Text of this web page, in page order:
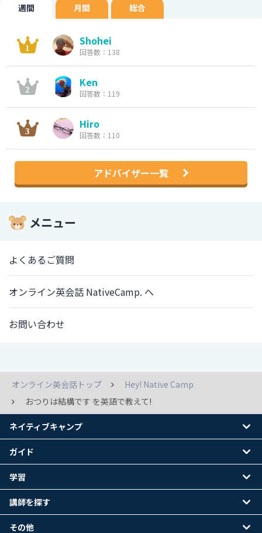
週間 月間 総合
Shohei
回答数：138
Ken
回答数：119
Hiro
回答数：110
アドバイザー一覧
メニュー
よくあるご質問
オンライン英会話 NativeCamp. へ
お問い合わせ
オンライン英会話トップ
Hey! Native Camp
おつりは結構です を英語で教えて!
ネイティブキャンプ
ガイド
学習
講師を探す
その他